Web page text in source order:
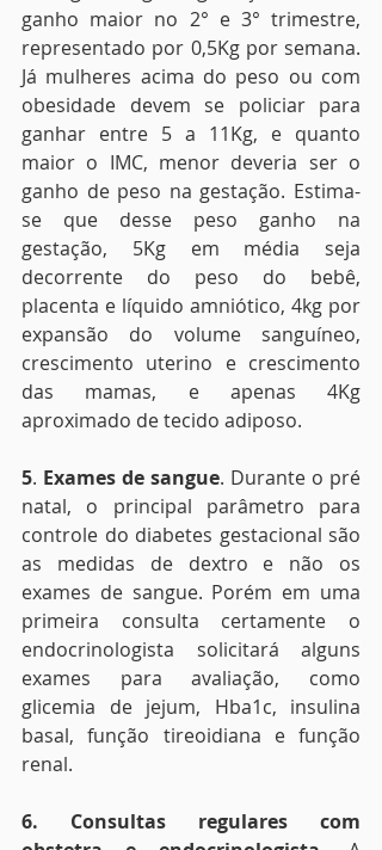
ganho maior no 2° e 3° trimestre,
representado por 0,5Kg por semana.
Já mulheres acima do peso ou com
obesidade devem se policiar para
ganhar entre 5 a 11Kg, e quanto
maior o IMC, menor deveria ser o
ganho de peso na gestação. Estima-
se que desse peso ganho na
gestação, 5Kg em média seja
decorrente do peso do bebê,
placenta e líquido amniótico, 4kg por
expansão do volume sanguíneo,
crescimento uterino e crescimento
das mamas, e apenas 4Kg
aproximado de tecido adiposo.
5. Exames de sangue. Durante o pré
natal, o principal parâmetro para
controle do diabetes gestacional são
as medidas de dextro e não os
exames de sangue. Porém em uma
primeira consulta certamente o
endocrinologista solicitará alguns
exames para avaliação, como
glicemia de jejum, Hba1c, insulina
basal, função tireoidiana e função
renal.
6. Consultas regulares com